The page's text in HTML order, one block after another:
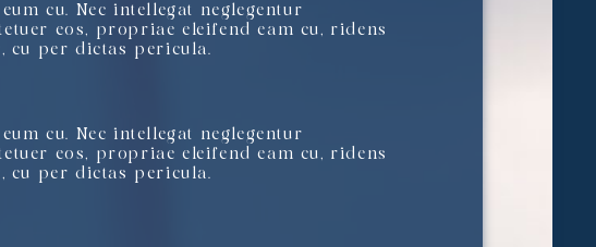
cu. Nec intellegat neglegentur
eos, propriae eleifend eam cu, ridens
per dictas pericula.
cu. Nec intellegat neglegentur
eos, propriae eleifend eam cu, ridens
per dictas pericula.